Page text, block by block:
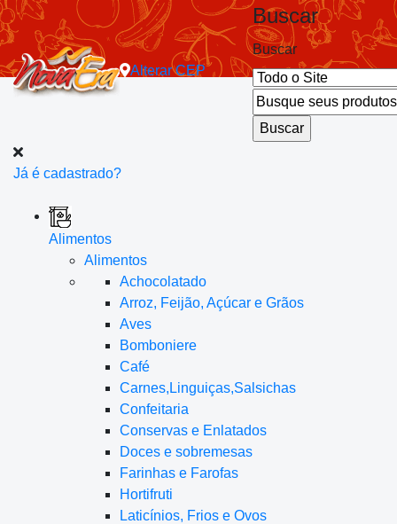
AlterarCEP
Buscar
Buscar
Já é cadastrado?
Alimentos
Alimentos
Achocolatado
Arroz, Feijão, Açúcar e Grãos
Aves
Bomboniere
Café
Carnes,Linguiças,Salsichas
Confeitaria
Conservas e Enlatados
Doces e sobremesas
Farinhas e Farofas
Hortifruti
Laticínios, Frios e Ovos